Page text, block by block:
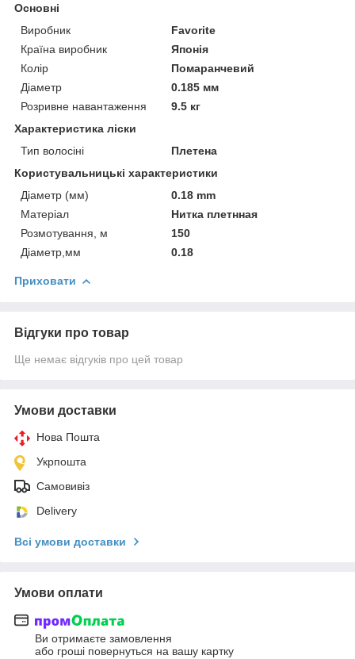
Основні
Виробник
Favorite
Країна виробник
Японія
Колір
Помаранчевий
Діаметр
0.185 мм
Розривне навантаження
9.5 кг
Характеристика ліски
Тип волосіні
Плетена
Користувальницькі характеристики
Діаметр (мм)
0.18 mm
Матеріал
Нитка плетнная
Розмотування, м
150
Діаметр,мм
0.18
Приховати
Відгуки про товар
Ще немає відгуків про цей товар
Умови доставки
Нова Пошта
Укрпошта
Самовивіз
Delivery
Всі умови доставки
Умови оплати
Ви отримаєте замовлення
або гроші повернуться на вашу картку